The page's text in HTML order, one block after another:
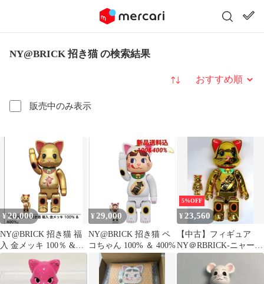
NY@BRICK 招き猫 の検索結果
販売中のみ表示
並び替え
¥20,000
NY@BRICK 招き猫 福
入 金メッキ 100％ &
400％ ベアブリック
¥ 29,000
NY@BRICK 招き猫 ペ
コちゃん 100% ＆ 400%
5%OFF
¥ 23,560
【中古】フィギュア
NY＠RBRICK-ニャーブ
リック- 招き猫 招福 金
メッキ 100%＆400% メ
ディコム・トイ東京ス